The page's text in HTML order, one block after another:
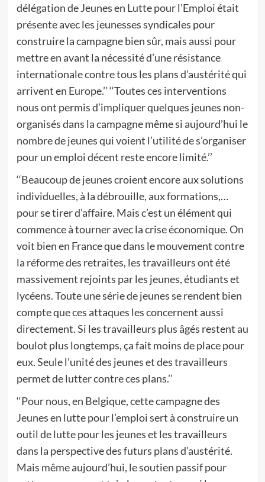
délégation de Jeunes en Lutte pour l’Emploi était
présente avec les jeunesses syndicales pour
construire la campagne bien sûr, mais aussi pour
mettre en avant la nécessité d’une résistance
internationale contre tous les plans d’austérité qui
arrivent en Europe.’’ ‘‘Toutes ces interventions
nous ont permis d’impliquer quelques jeunes non-
organisés dans la campagne même si aujourd’hui le
nombre de jeunes qui voient l’utilité de s’organiser
pour un emploi décent reste encore limité.’’
‘‘Beaucoup de jeunes croient encore aux solutions
individuelles, à la débrouille, aux formations,…
pour se tirer d’affaire. Mais c’est un élément qui
commence à tourner avec la crise économique. On
voit bien en France que dans le mouvement contre
la réforme des retraites, les travailleurs ont été
massivement rejoints par les jeunes, étudiants et
lycéens. Toute une série de jeunes se rendent bien
compte que ces attaques les concernent aussi
directement. Si les travailleurs plus âgés restent au
boulot plus longtemps, ça fait moins de place pour
eux. Seule l’unité des jeunes et des travailleurs
permet de lutter contre ces plans.’’
‘‘Pour nous, en Belgique, cette campagne des
Jeunes en lutte pour l’emploi sert à construire un
outil de lutte pour les jeunes et les travailleurs
dans la perspective des futurs plans d’austérité.
Mais même aujourd’hui, le soutien passif pour